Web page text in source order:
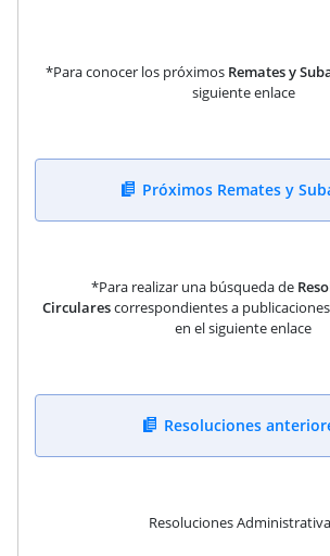
*Para conocer los próximos Remates y
siguiente enlace
Próximos Remates y
*Para realizar una búsqueda de
Circularescorrespondientes a
en el siguiente enlace
Resoluciones
Resoluciones